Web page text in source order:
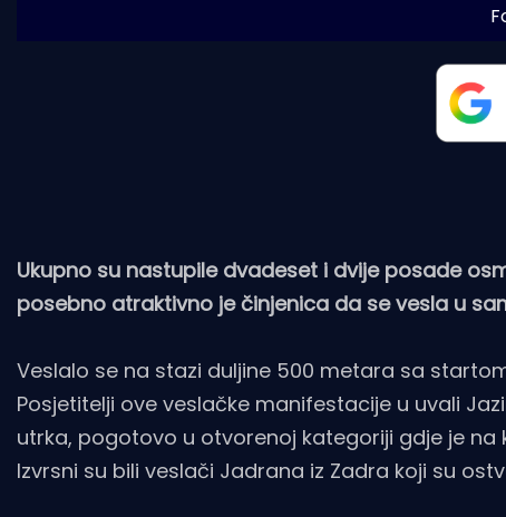
Ukupno su nastupile dvadeset i dvije posade
posebno atraktivno je činjenica da se vesla u
Veslalo se na stazi duljine 500 metara sa
Posjetitelji ove veslačke manifestacije u uvali
utrka, pogotovo u otvorenoj kategoriji gdje je
Izvrsni su bili veslači Jadrana iz Zadra koji su